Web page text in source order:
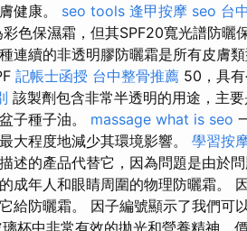
健康。 seo tools 逢甲按摩 seo 台
色保濕霜，但其SPF20寬光譜防曬
連續的非透明膠防曬霜是所有皮膚類
記帳士函授 台中整骨推薦 50，具
該製劑包含非常半透明的用途，主
子種子油。 massage what is seo
大程度地減少其環境影響。 學習按
述的產品代替它，因為問題是由於
成年人和眼睛周圍的物理防曬霜。
給防曬霜。 因子編號顯示了我們可
杯中非常有效的拋光和營養精神，